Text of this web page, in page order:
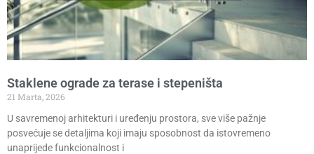
Staklene ograde za terase i stepeništa
21 Marta, 2026
U savremenoj arhitekturi i uređenju prostora, sve više pažnje
posvećuje se detaljima koji imaju sposobnost da istovremeno
unaprijede funkcionalnost i